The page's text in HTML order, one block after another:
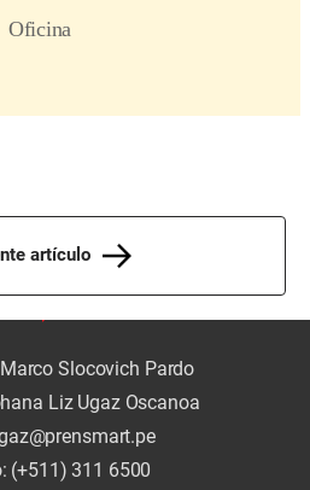
artículo
Slocovich Pardo
Liz Ugaz Oscanoa
(+511) 311 6500